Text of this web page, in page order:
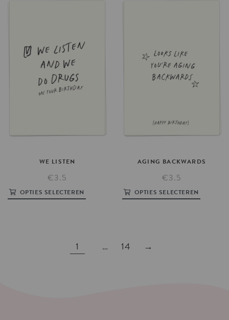
WE LISTEN
€3.5
OPTIES SELECTEREN
AGING BACKWARDS
€3.5
OPTIES SELECTEREN
1 … 14 →